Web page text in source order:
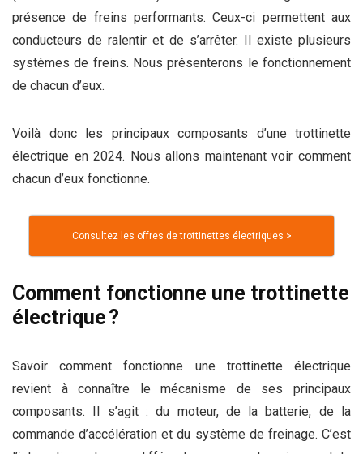
présence de freins performants. Ceux-ci permettent aux
conducteurs de ralentir et de s’arrêter. Il existe plusieurs
systèmes de freins. Nous présenterons le fonctionnement
de chacun d’eux.
Voilà donc les principaux composants d’une trottinette
électrique en 2024. Nous allons maintenant voir comment
chacun d’eux fonctionne.
Consultez les offres de trottinettes électriques >
Comment fonctionne une trottinette
électrique ?
Savoir comment fonctionne une trottinette électrique
revient à connaître le mécanisme de ses principaux
composants. Il s’agit : du moteur, de la batterie, de la
commande d’accélération et du système de freinage. C’est